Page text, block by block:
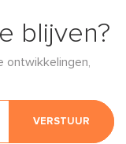
blijven?
ontwikkelingen,
VERSTUUR